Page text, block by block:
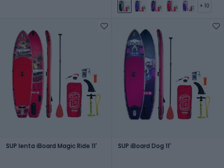
+ 10
SUP lenta iBoard Magic Ride 11' SUP iBoard Dog 11'